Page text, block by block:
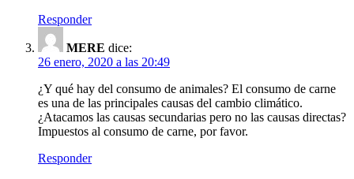
Responder
MERE dice:
26 enero, 2020 a las 20:49
¿Y qué hay del consumo de animales? El consumo de carne
es una de las principales causas del cambio climático.
¿Atacamos las causas secundarias pero no las causas directas?
Impuestos al consumo de carne, por favor.
Responder